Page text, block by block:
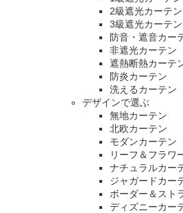
2級遮光カーテン
3級遮光カーテン
防音・遮音カー
非遮光カーテン
遮熱断熱カーテ
防炎カーテン
洗えるカーテン
デザインで選ぶ
無地カーテン
北欧カーテン
モダンカーテン
リーフ＆フラワ
ナチュラルカー
ジャガードカー
ボーダー＆スト
ディズニーカー